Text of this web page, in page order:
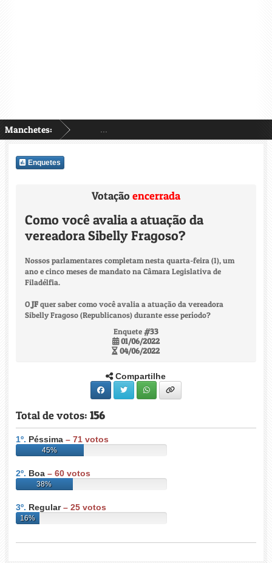
Manchetes:
Enquetes
Votação encerrada
Como você avalia a atuação da
vereadora Sibelly Fragoso?
Nossos parlamentares completam nesta quarta-feira (1), um
ano e cinco meses de mandato na Câmara Legislativa de
Filadélfia.
OJFquer saber como você avalia a atuação da vereadora
Sibelly Fragoso (Republicanos) durante esse período?
Enquete#33
01/06/2022
04/06/2022
Compartilhe
Total de votos: 156
1º. Péssima– 71votos
45%
2º. Boa– 60votos
38%
3º. Regular– 25votos
16%